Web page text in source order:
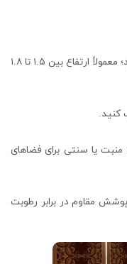
بر اساس فضای موجود و نیاز خود انتخاب کنید؛ معمولاً ارتفاع بین ۱.۵ تا ۱.۸
کنید.
یا سنتی برای فضاهای
مقاوم در برابر رطوبت